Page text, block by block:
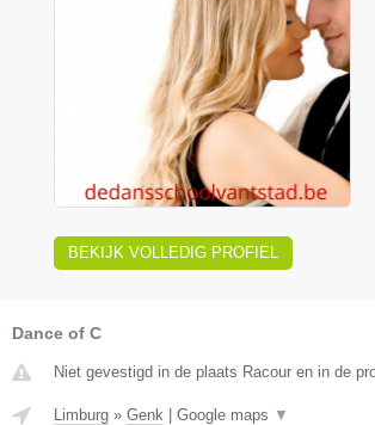
BEKIJK VOLLEDIG PROFIEL
Dance of C
Niet gevestigd in de plaats Racour en in de
Limburg » Genk | Google maps ▼